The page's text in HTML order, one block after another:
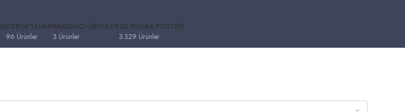
GERGI TAVAN
96 Ürünler
YARDIMCI ÜRÜNLER
3 Ürünler
3D DUVAR POSTERI
3.329 Ürünler